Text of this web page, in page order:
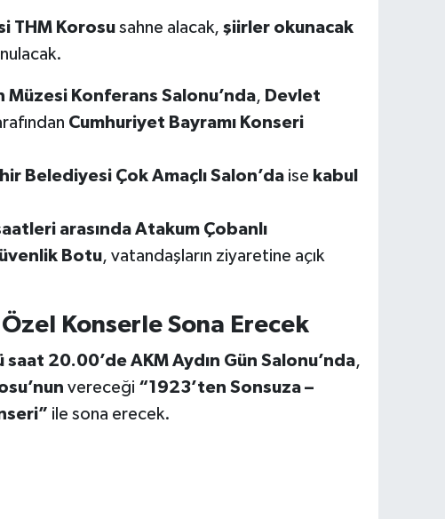
THM Korosusahne alacak, şiirler okunacak
Müzesi Konferans Salonu’nda, Devlet
Cumhuriyet Bayramı Konseri
Belediyesi Çok Amaçlı Salon’daise kabul
arasında Atakum Çobanlı
Botu, vatandaşların ziyaretine açık
Konserle Sona Erecek
saat 20.00’de AKM Aydın Gün Salonu’nda,
vereceği “1923’ten Sonsuza –
ile sona erecek.